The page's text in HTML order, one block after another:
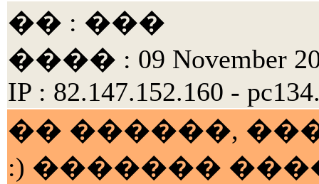
�� : ���
���� : 09 November
IP : 82.147.152.160 -
�� ������,
:) �������